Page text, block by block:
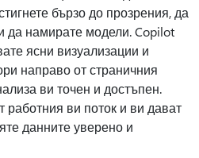
бързо до прозрения, да
да намирате модели. Copilot
ясни визуализации и
направо от страничния
ви точен и достъпен.
работния ви поток и ви дават
данните уверено и